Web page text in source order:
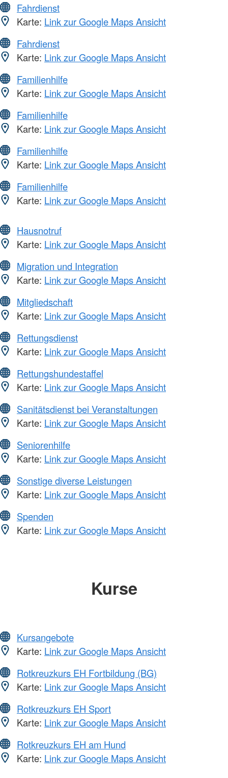
Fahrdienst
Karte: Link zur Google Maps Ansicht
Fahrdienst
Karte: Link zur Google Maps Ansicht
Familienhilfe
Karte: Link zur Google Maps Ansicht
Familienhilfe
Karte: Link zur Google Maps Ansicht
Familienhilfe
Karte: Link zur Google Maps Ansicht
Familienhilfe
Karte: Link zur Google Maps Ansicht
Hausnotruf
Karte: Link zur Google Maps Ansicht
Migration und Integration
Karte: Link zur Google Maps Ansicht
Mitgliedschaft
Karte: Link zur Google Maps Ansicht
Rettungsdienst
Karte: Link zur Google Maps Ansicht
Rettungshundestaffel
Karte: Link zur Google Maps Ansicht
Sanitätsdienst bei Veranstaltungen
Karte: Link zur Google Maps Ansicht
Seniorenhilfe
Karte: Link zur Google Maps Ansicht
Sonstige diverse Leistungen
Karte: Link zur Google Maps Ansicht
Spenden
Karte: Link zur Google Maps Ansicht
Kurse
Kursangebote
Karte: Link zur Google Maps Ansicht
Rotkreuzkurs EH Fortbildung (BG)
Karte: Link zur Google Maps Ansicht
Rotkreuzkurs EH Sport
Karte: Link zur Google Maps Ansicht
Rotkreuzkurs EH am Hund
Karte: Link zur Google Maps Ansicht